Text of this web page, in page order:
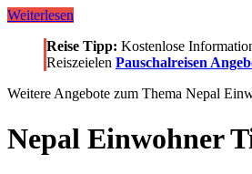
Was
unvergesslichen
Urlaub
Weiterlesen
Reise Tipp: Kostenlose
Reiszeielen Pauschalreisen
Weitere Angebote zum Thema Nepal
Nepal Einwohner